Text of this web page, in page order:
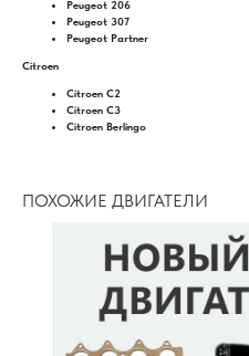
Peugeot 206
Peugeot 307
Peugeot Partner
Citroen
Citroen C2
Citroen C3
Citroen Berlingo
ПОХОЖИЕ ДВИГАТЕЛИ